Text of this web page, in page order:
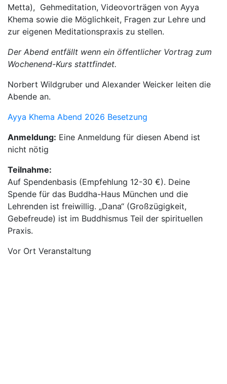
Metta), Gehmeditation, Videovorträgen von Ayya
Khema sowie die Möglichkeit, Fragen zur Lehre und
zur eigenen Meditationspraxis zu stellen.
Der Abend entfällt wenn ein öffentlicher Vortrag zum
Wochenend-Kurs stattfindet.
Norbert Wildgruber und Alexander Weicker leiten die
Abende an.
Ayya Khema Abend 2026 Besetzung
Anmeldung: Eine Anmeldung für diesen Abend ist
nicht nötig
Teilnahme:
Auf Spendenbasis (Empfehlung 12-30 €). Deine
Spende für das Buddha-Haus München und die
Lehrenden ist freiwillig. „Dana“ (Großzügigkeit,
Gebefreude) ist im Buddhismus Teil der spirituellen
Praxis.
Vor Ort Veranstaltung